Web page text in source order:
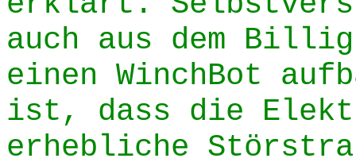
auch aus dem
einen WinchBot
ist, dass die
erhebliche